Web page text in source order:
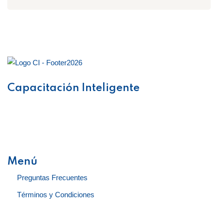
Capacitación Inteligente
Menú
Preguntas Frecuentes
Términos y Condiciones